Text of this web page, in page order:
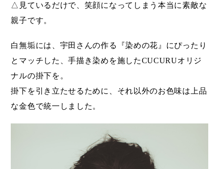
△見ているだけで、笑顔になってしまう本当に素敵な
親子です。
白無垢には、宇田さんの作る『染めの花』にぴったり
とマッチした、手描き染めを施したCUCURUオリジ
ナルの掛下を。
掛下を引き立たせるために、それ以外のお色味は上品
な金色で統一しました。